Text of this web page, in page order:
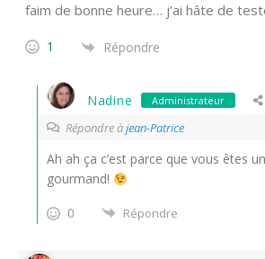
faim de bonne heure… j’ai hâte de
1 Répondre
Nadine Administrateur
Répondre àjean-Patrice
Ah ah ça c’est parce que vous êtes
gourmand!
0
Répondre